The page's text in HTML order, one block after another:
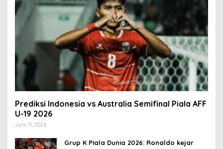
Prediksi Indonesia vs Australia Semifinal Piala AFF
U-19 2026
Juni 11, 2026
Grup K Piala Dunia 2026: Ronaldo kejar